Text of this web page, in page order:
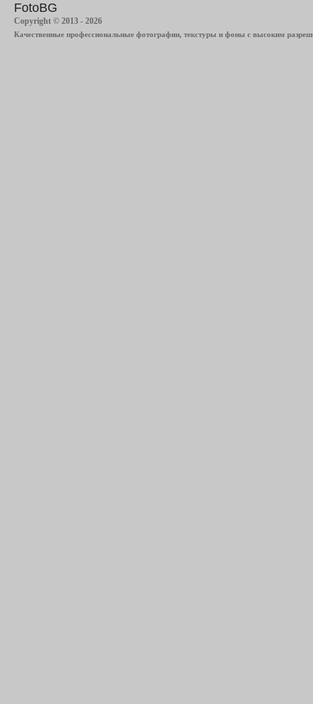
FotoBG
Copyright © 2013 - 2026
Качественные профессиональные фотографии, текстуры и фоны с высоким